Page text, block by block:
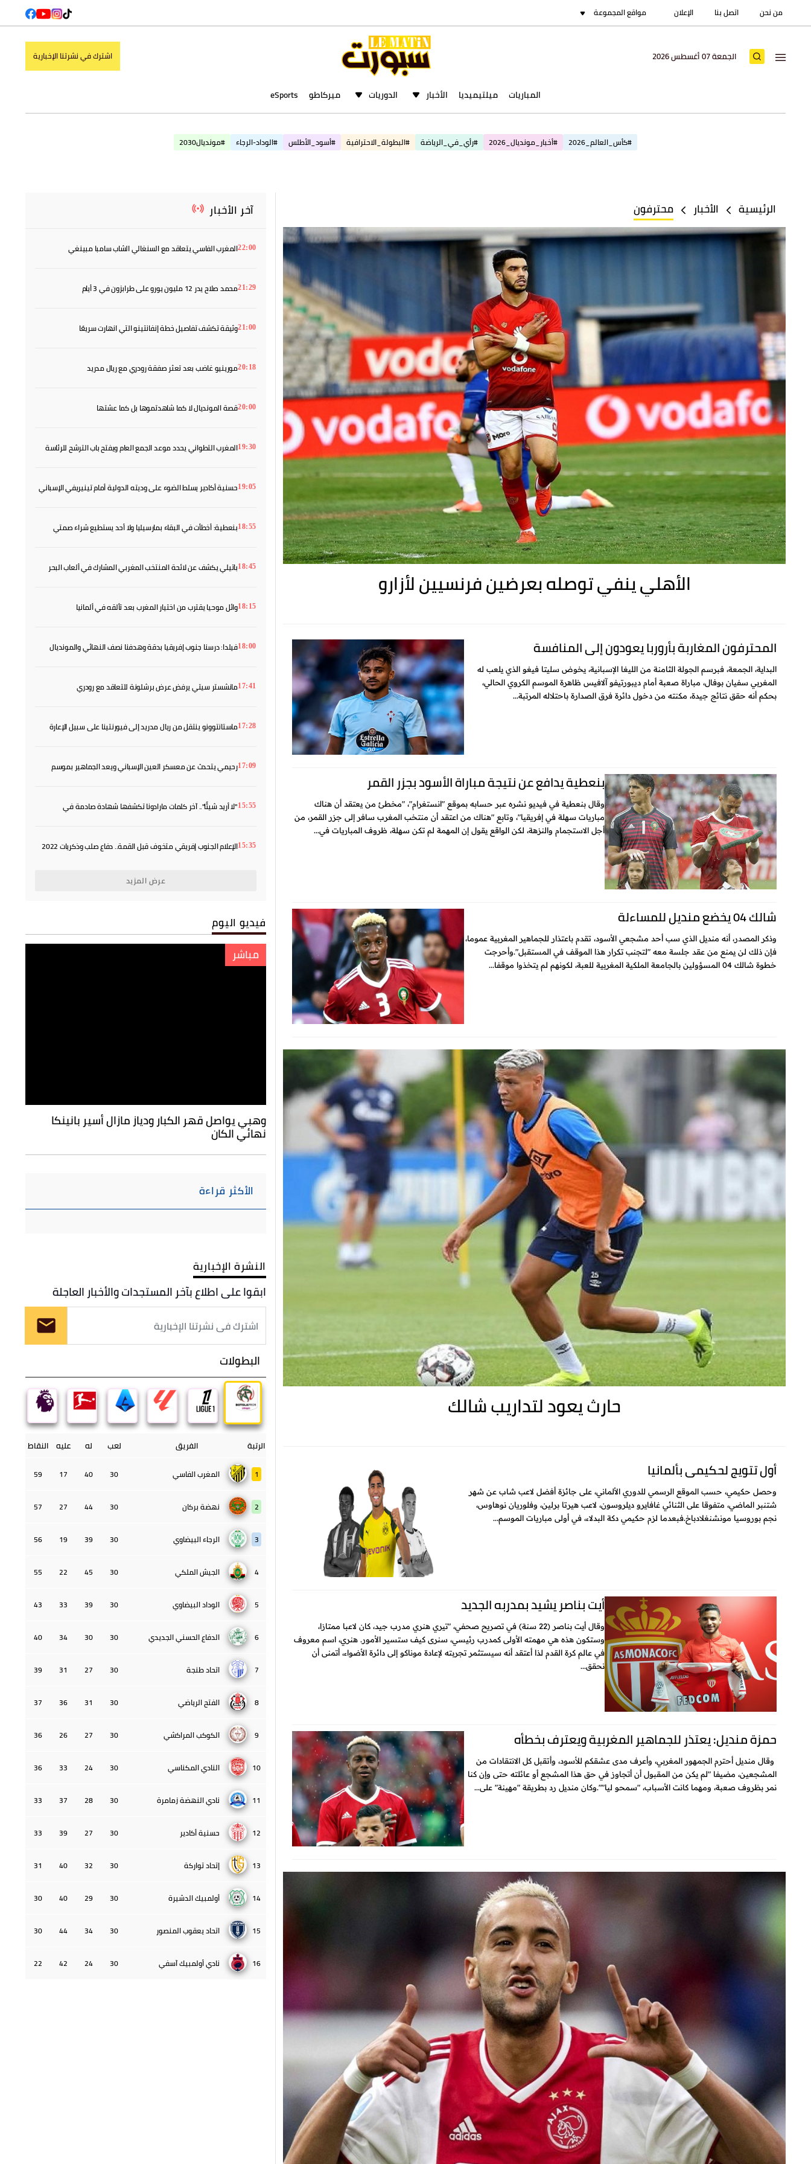
من نحن اتصل بنا الإعلان مواقع المجموعة
الجمعة 07 أغسطس 2026 اشترك في نشرتنا الإخبارية
المباريات ميلتيميديا الأخبار الدوريات ميركاطو eSports
#كأس_العالم_2026 #أخبار_مونديال_2026 #رأي_في_الرياضة #البطولة_الاحترافية #أسود_الأطلس #الوداد-الرجاء #مونديال2030
الرئيسية الأخبار محترفون
الأهلي ينفي توصله بعرضين فرنسيين لأزارو
المحترفون المغاربة بأروربا يعودون إلى المنافسة
البداية، الجمعة، فبرسم الجولة الثامنة من الليغا الإسبانية، يخوض سليتا فيغو الذي يلعب له
المغربي سفيان بوفال، مباراة صعبة أمام ديبورتيفو آلافيس ظاهرة الموسم الكروي الحالي،
بحكم أنه حقق نتائج جيدة، مكنته من دخول دائرة فرق الصدارة باحتلاله المرتبة...
بنعطية يدافع عن نتيجة مباراة الأسود بجزر القمر
وقال بنعطية في فيديو نشره عبر حسابه بموقع "انستغرام"، "مخطئ من يعتقد أن هناك
مباريات سهلة في إفريقيا"، وتابع "هناك من اعتقد أن منتخب المغرب سافر إلى جزر القمر، من
أجل الاستجمام والنزهة، لكن الواقع يقول إن المهمة لم تكن سهلة، ظروف المباريات في...
شالك 04 يخضع منديل للمساءلة
وذكر المصدر، أنه منديل الذي سب أحد مشجعي الأسود، تقدم باعتذار للجماهير المغربية عموما،
فإن ذلك لن يمنع من عقد جلسة معه "لتجنب تكرار هذا الموقف في المستقبل".وأحرجت
خطوة شالك 04 المسؤولين بالجامعة الملكية المغربية للعبة، لكونهم لم يتخذوا موقفا...
حارث يعود لتداريب شالك
أول تتويج لحكيمي بألمانيا
وحصل حكيمي، حسب الموقع الرسمي للدوري الألماني، على جائزة أفضل لاعب شاب عن شهر
شتنبر الماضي، متفوقا على الثنائي غافايرو ديلروسون، لاعب هيرتا برلين، وفلوريان نوهاوس،
نجم بوروسيا مونشنغلادباخ.فبعدما لزم حكيمي دكة البدلاء، في أولى مباريات الموسم...
أيت بناصر يشيد بمدربه الجديد
وقال أيت بناصر (22 سنة) في تصريح صحفي، "تيري هنري مدرب جيد، كان لاعبا ممتازا،
وستكون هذه هي مهمته الأولى كمدرب رئيسي، سنرى كيف ستسير الأمور. هنري، اسم معروف
في عالم كرة القدم لذا أعتقد أنه سيستثمر تجربته لإعادة موناكو إلى دائرة الأضواء، أتمنى أن
نحقق...
حمزة منديل: يعتذر للجماهير المغربية ويعترف بخطأه
وقال منديل أحترم الجمهور المغربي، وأعرف مدى عشقكم للأسود، وأتقبل كل الانتقادات من
المشجعين، مضيفا "لم يكن من المقبول أن أتجاوز في حق هذا المشجع أو عائلته حتى وإن كنا
نمر بظروف صعبة، ومهما كانت الأسباب، "سمحو ليا"".وكان منديل رد بطريقة "مهينة" على...
آخر الأخبار
22:00المغرب الفاسي يتعاقد مع السنغالي الشاب سامبا مبينغي
21:29محمد صلاح يدر 12 مليون يورو على طرابزون في 3 أيام
21:00وثيقة تكشف تفاصيل خطة إنفانتينو التي انهارت سريعًا
20:18مورينيو غاضب بعد تعثر صفقة رودري مع ريال مدريد
20:00قصة المونديال لا كما شاهدتموها بل كما عشتها
19:30المغرب التطواني يحدد موعد الجمع العام ويفتح باب الترشح للرئاسة
19:05حسنية أكادير يسلط الضوء على وديته الدولية أمام تينيريفي الإسباني
18:55بنعطية: أخطأت في البقاء بمارسيليا ولا أحد يستطيع شراء صمتي
18:45باتيلي يكشف عن لائحة المنتخب المغربي المشارك في ألعاب البحر
18:15وائل موحيا يقترب من اختيار المغرب بعد تألقه في ألمانيا
18:00فيلدا: درسنا جنوب إفريقيا بدقة وهدفنا نصف النهائي والمونديال
17:41مانشستر سيتي يرفض عرض برشلونة للتعاقد مع رودري
17:28ماستانتوونو ينتقل من ريال مدريد إلى فيورنتينا على سبيل الإعارة
17:09رحيمي يتحدث عن معسكر العين الإسباني ويعد الجماهير بموسم
15:55"لا أريد شيئًا".. آخر كلمات مارادونا تكشفها شهادة صادمة في
15:35
الإعلام الجنوب إفريقي متخوف قبل القمة.. دفاع صلب وذكريات 2022
عرض المزيد
فيديو اليوم
مباشر
وهبي يواصل قهر الكبار ودياز مازال أسير بانينكا
نهائي الكان
الأكثر قراءة
النشرة الإخبارية
ابقوا على اطلاع بآخر المستجدات والأخبار العاجلة
البطولات
الرتبة الفريق لعب له عليه النقاط
1 المغرب الفاسي 30
40
17
59
2 نهضة بركان 30
44
27
57
3 الرجاء البيضاوي 30
39
19
56
4 الجيش الملكي 30
45
22
55
5 الوداد البيضاوي 30
39
33
43
6 الدفاع الحسني الجديدي 30
30
34
40
7 اتحاد طنجة 30
27
31
39
8 الفتح الرياضي 30
31
36
37
9 الكوكب المراكشي 30
27
26
36
10 النادي المكناسي 30
24
33
36
11 نادي النهضة زمامرة 30
28
37
33
12 حسنية أكادير 30
27
39
33
13 إتحاد تواركة 30
32
40
31
14 أولمبيك الدشيرة 30
29
40
30
15 اتحاد يعقوب المنصور 30
34
44
30
16 نادي أولمبيك آسفي 30
24
42
22